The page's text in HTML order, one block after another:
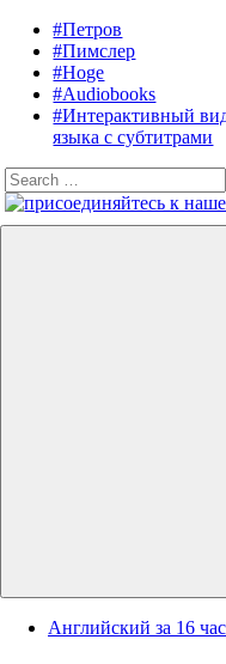
content
Listening
English
Audiobooks
English,
Petrov
English
#Петров
#Пимслер
#Hoge
#Audiobooks
#Интерактивный
языка с субтитрами
Search
for:
Английский за 16